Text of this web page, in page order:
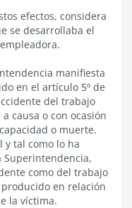
efectos, considera
se desarrollaba el
manifiesta
en el artículo 5º de
del trabajo
causa o con ocasión
o muerte.
y tal como lo ha
como del trabajo
en relación
la víctima.